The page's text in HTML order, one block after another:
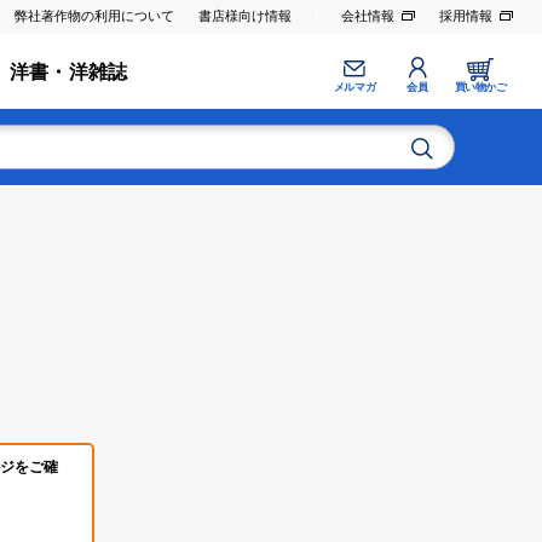
弊社著作物の利用について 書店様向け情報 会社情報 採用情報
洋書・洋雑誌
メルマガ 会員 買い物かご
をご確